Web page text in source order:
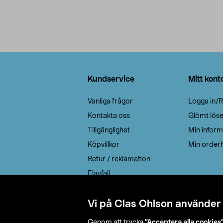
Vi på Clas Ohlson
Kundservice
Vanliga frågor
Kontakta oss
Tillgänglighet
Köpvillkor
Retur / reklamation
Elavfall
Leveransalternativ
Mitt
Logga in/
Glömt
Min
Min